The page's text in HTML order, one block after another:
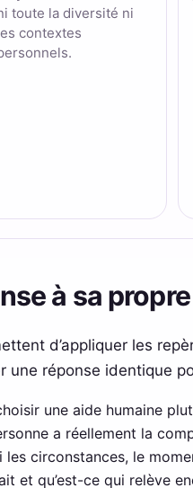
toute la diversité ni
contextes
à sa
d’appliquer les
une réponse identique
une aide humaine
a réellement la
les circonstances, le
et qu’est-ce qui relève